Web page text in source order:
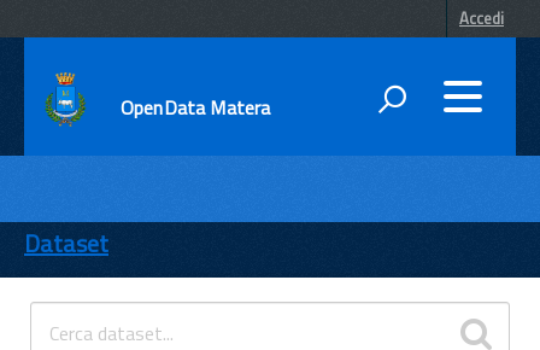
Accedi
OpenData Matera
ENTI
TEMI
INFORMAZIONI
Dataset